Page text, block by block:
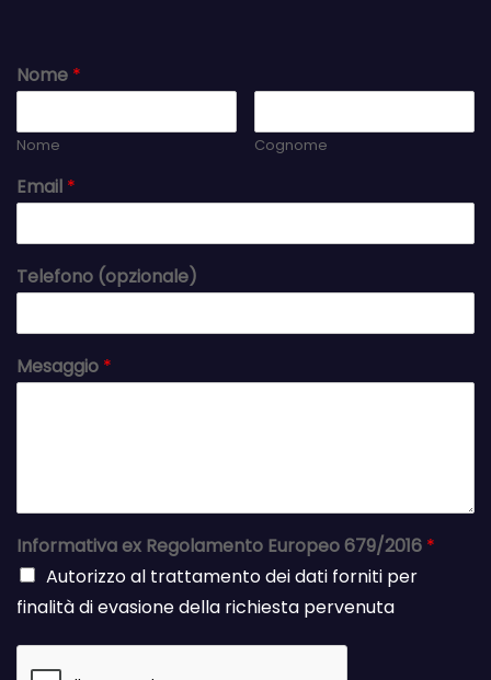
Nome *
Nome Cognome
Email *
Telefono (opzionale)
Mesaggio *
Informativa ex Regolamento Europeo 679/2016 *
Autorizzo al trattamento dei dati forniti per
finalità di evasione della richiesta pervenuta